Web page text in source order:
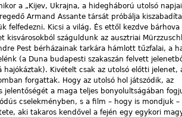
a „Kijev, Ukrajna, a hidegháború utolsó
Armand Assante társát próbálja
felfedezni. Kicsi a világ. És ettől kezdve bárhova
kisvárosokból száguldunk az ausztriai
Pest bérházainak tarkára hámlott tűzfalai, a
(a Duna budapesti szakaszán felvett
Kivételt csak az utolsó előtti jelenet,
forgattak. Hogy az utolsó hol játszódik, az
a maga teljes bonyolultságában
cselekményben, s a film – hogy is mondjuk –
aki takaros kendővel a fején egy egykori